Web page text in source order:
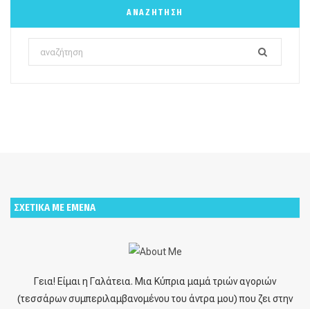
ΑΝΑΖΉΤΗΣΗ
Search
for:
ΣΧΕΤΙΚΑ ΜΕ ΕΜΕΝΑ
Γεια! Είμαι η Γαλάτεια. Μια Κύπρια μαμά τριών αγοριών
(τεσσάρων συμπεριλαμβανομένου του άντρα μου) που ζει στην